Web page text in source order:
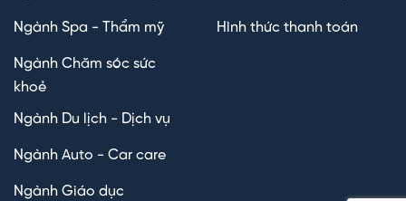
Ngành Spa - Thẩm mỹ
Ngành Chăm sóc sức
khoẻ
Ngành Du lịch - Dịch vụ
Ngành Auto - Car care
Ngành Giáo dục
Hình thức thanh toán